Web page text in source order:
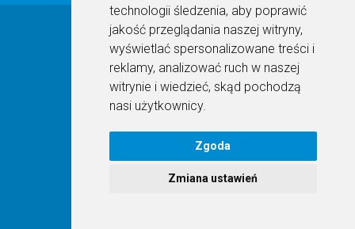
technologii śledzenia, aby poprawić
jakość przeglądania naszej witryny,
wyświetlać spersonalizowane treści i
reklamy, analizować ruch w naszej
witrynie i wiedzieć, skąd pochodzą
nasi użytkownicy.
Zgoda
Zmiana ustawień
DobryKantor.pl © 2026
Regulamin
Super Grupa PL sp. z o.o.
al. Zwycięstwa 96/98, 81-451 Gdynia
(pomorskie)
kontakt@dobrykantor.pl
NIP: 9571075102